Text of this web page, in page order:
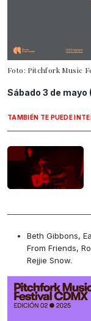
Foto: Pitchfork Music
Sábado 3 de mayo
TAMBIÉN TE PUEDE
Beth Gibbons,
From Friends,
Rejjie Snow.